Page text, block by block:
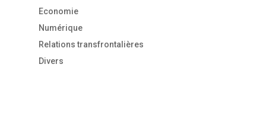
Economie
Numérique
Relations transfrontalières
Divers